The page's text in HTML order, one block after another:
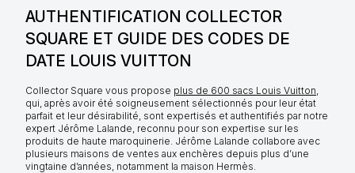
AUTHENTIFICATION COLLECTOR
SQUARE ET GUIDE DES CODES DE
DATE LOUIS VUITTON
Collector Square vous propose plus de 600 sacs Louis Vuitton,
qui, après avoir été soigneusement sélectionnés pour leur état
parfait et leur désirabilité, sont expertisés et authentifiés par notre
expert Jérôme Lalande, reconnu pour son expertise sur les
produits de haute maroquinerie. Jérôme Lalande collabore avec
plusieurs maisons de ventes aux enchères depuis plus d’une
vingtaine d’années, notamment la maison Hermès.